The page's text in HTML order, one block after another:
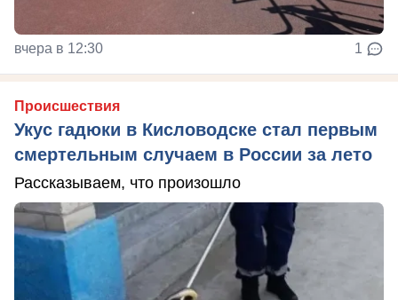
вчера в 12:30 1
Происшествия
Укус гадюки в Кисловодске стал первым
смертельным случаем в России за лето
Рассказываем, что произошло